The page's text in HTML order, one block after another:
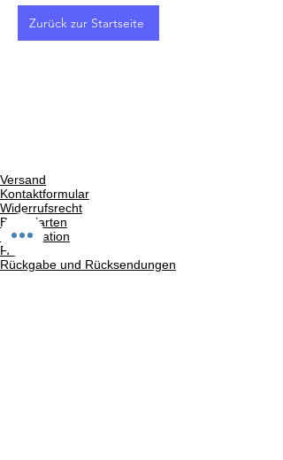
Zurück zur Startseite
Versand
Kontaktformular
Widerrufsrecht
Bezahlarten
Reklamation
FAQ
Rückgabe und Rücksendungen